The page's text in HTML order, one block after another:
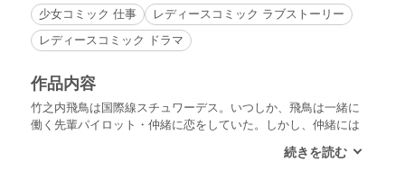
少女コミック 仕事
レディースコミック ラブストーリー
レディースコミック ドラマ
作品内容
竹之内飛鳥は国際線スチュワーデス。いつしか、飛鳥は一緒に
働く先輩パイロット・仲緒に恋をしていた。しかし、仲緒には
ウスにプロポーズされて…!?紺碧の大空を舞台に繰り広げられ